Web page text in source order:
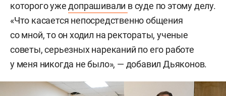
которого ужедопрашивали в суде по этому делу.
«Что касается непосредственно общения
со мной, то он ходил на ректораты, ученые
советы, серьезных нареканий по его работе
у меня никогда не было», — добавил Дьяконов.